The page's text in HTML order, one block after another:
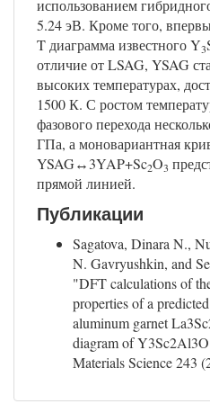
использованием
5.24 эВ. Кроме того,
T диаграмма известного Y3
отличие от LSAG, YSAG
высоких температурах,
1500 К. С ростом
фазового перехода
ГПа, а моновариантная
YSAG↔3YAP+Sc2O3
прямой линией.
Публикации
Sagatova, Dinara N.,
N. Gavryushkin, and
"DFT calculations of
properties of a
aluminum garnet
diagram of
Materials Science 243